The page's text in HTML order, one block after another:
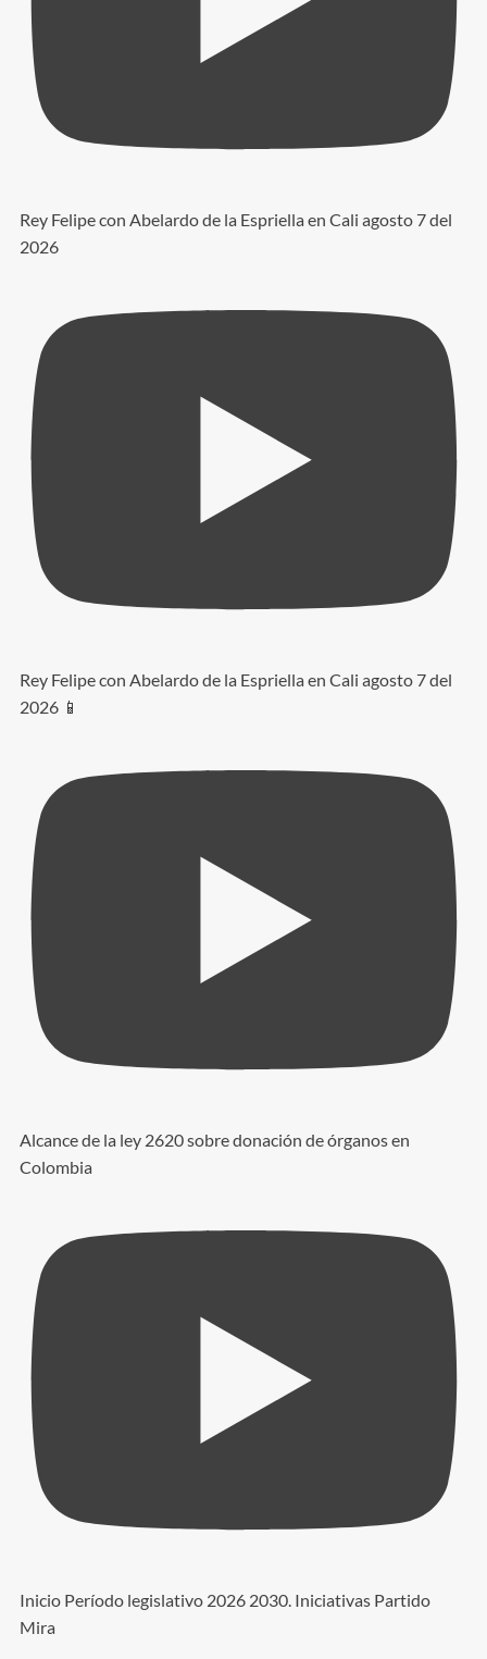
Rey Felipe con Abelardo de la Espriella en Cali agosto 7 del
2026
Rey Felipe con Abelardo de la Espriella en Cali agosto 7 del
2026 📱
Alcance de la ley 2620 sobre donación de órganos en
Colombia
Inicio Período legislativo 2026 2030. Iniciativas Partido
Mira